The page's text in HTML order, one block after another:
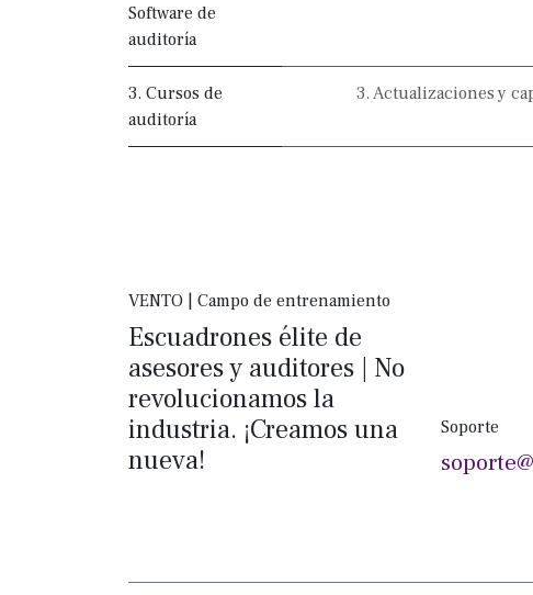
Software de
auditoría
3. Cursos de
auditoría
3. Actualizaciones y
VENTO | Campo de entrenamiento
Escuadrones élite de
asesores y auditores | No
revolucionamos la
industria. ¡Creamos una
nueva!
Soporte